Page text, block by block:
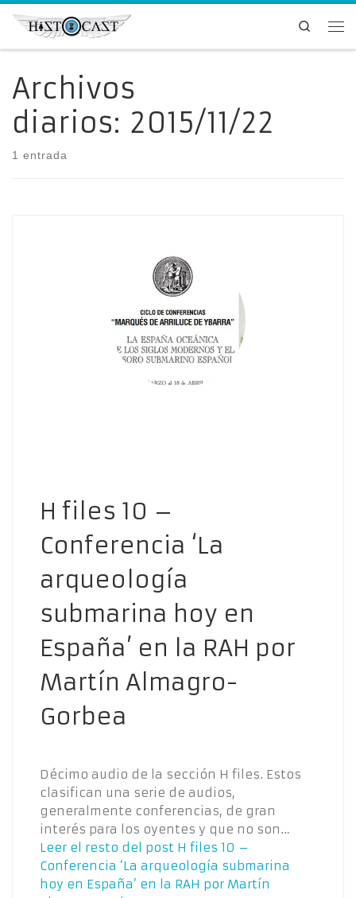
Saltar al contenido
Search
Archivos
diarios: 2015/11/22
1 entrada
H files 10 –
Conferencia ‘La
arqueología
submarina hoy en
España’ en la RAH por
Martín Almagro-
Gorbea
Décimo audio de la sección H files. Estos
clasifican una serie de audios,
generalmente conferencias, de gran
interés para los oyentes y que no son…
Leer el resto del post H files 10 –
Conferencia ‘La arqueología submarina
hoy en España’ en la RAH por Martín